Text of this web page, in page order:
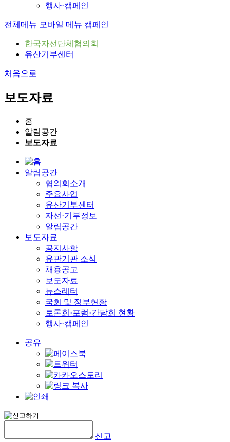
행사·캠페인
전체메뉴 모바일 메뉴 캠페인
한국자선단체협의회
유산기부센터
처음으로
보도자료
홈
알림공간
보도자료
알림공간
협의회소개
주요사업
유산기부센터
자선·기부정보
알림공간
보도자료
공지사항
유관기관 소식
채용공고
보도자료
뉴스레터
국회 및 정부현황
토론회·포럼·간담회 현황
행사·캠페인
공유
신고